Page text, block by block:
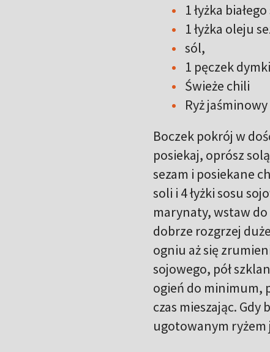
1 łyżka
1 łyżka oleju
sól,
1 pęczek dymki
Świeże chili
Ryż jaśminowy
Boczek pokrój w
posiekaj, oprósz
sezam i posiekane
soli i 4 łyżki sosu
marynaty, wstaw
dobrze rozgrzej
ogniu aż się
sojowego, pół
ogień do minimum,
czas mieszając.
ugotowanym